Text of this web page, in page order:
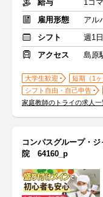
給与
1コ
雇用形態
アル
シフト
週1
アクセス
島原
大学生歓迎 短期（1ヶ
シフト自由・自己申告
家庭教師のトライの求人一
コンパスグループ・
院 64160_p